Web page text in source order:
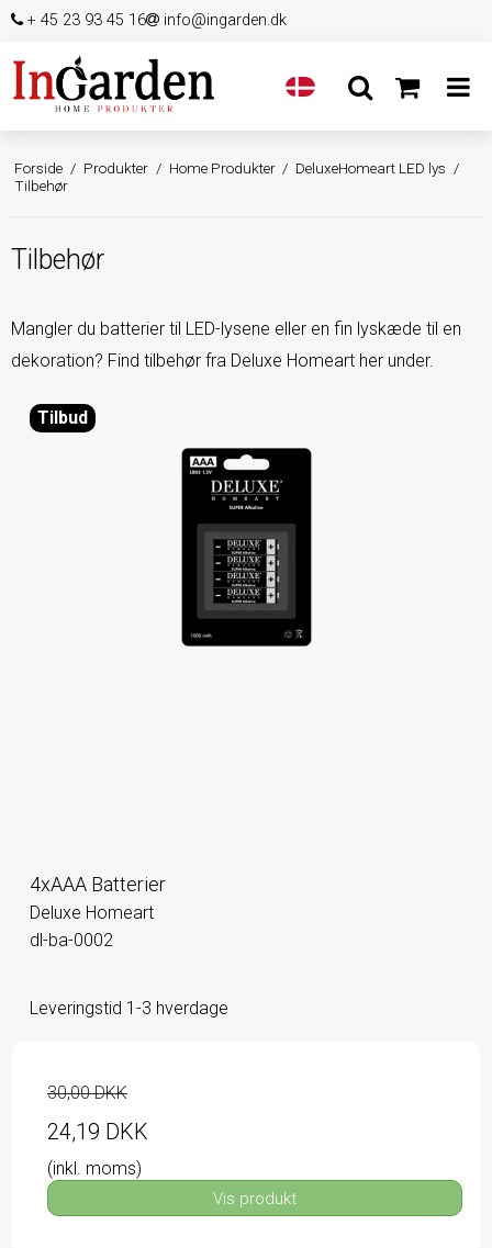
+ 45 23 93 45 16 info@ingarden.dk
Forside / Produkter / Home Produkter / DeluxeHomeart LED lys /
Tilbehør
Tilbehør
Mangler du batterier til LED-lysene eller en fin lyskæde til en
dekoration? Find tilbehør fra Deluxe Homeart her under.
Tilbud
4xAAA Batterier
Deluxe Homeart
dl-ba-0002
Leveringstid 1-3 hverdage
30,00 DKK
24,19 DKK
(inkl. moms)
Vis produkt